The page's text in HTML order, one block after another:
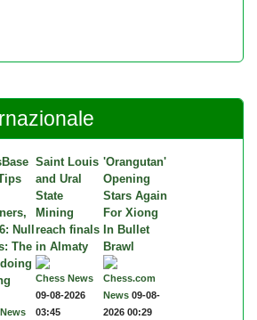
Null
The
Saint Louis
and Ural
State
Mining
reach finals
in Almaty
Chess News
09-08-2026
03:45
'Orangutan'
Opening
Stars Again
For Xiong
In Bullet
Brawl
Chess.com
News 09-08-
2026 00:29